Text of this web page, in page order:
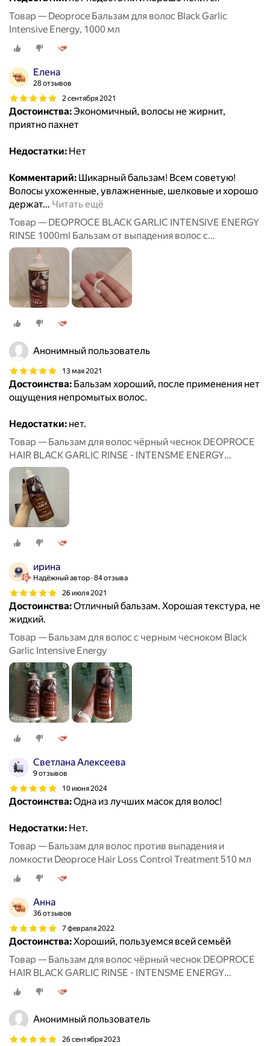
Товар — Deoproce Бальзам для волос Black Garlic
Intensive Energy, 1000 мл
Елена
28 отзывов
2 сентября 2021
Достоинства:Экономичный, волосы не жирнит,
приятно пахнет
Недостатки: Нет
Комментарий: Шикарный бальзам! Всем советую!
Волосы ухоженные, увлажненные, шелковые и хорошо
держат… Читать ещё
Товар — DEOPROCE BLACK GARLIC INTENSIVE ENERGY
RINSE 1000ml Бальзам от выпадения волос с
экстрактом чеснока
Анонимный пользователь
13 мая 2021
Достоинства: Бальзам хороший, после применения нет
ощущения непромытых волос.
Недостатки: нет.
Товар — Бальзам для волос чёрный чеснок DEOPROCE
HAIR BLACK GARLIC RINSE - INTENSME ENERGY
1000ML.
ирина
Надёжный автор 84 отзыва
26 июля 2021
Достоинства:Отличный бальзам. Хорошая текстура, не
жидкий.
Товар — Бальзам для волос с черным чесноком Black
Garlic Intensive Energy
Светлана Алексеева
9 отзывов
10 июня 2024
Достоинства:Одна из лучших масок для волос!
Недостатки: Нет.
Товар — Бальзам для волос против выпадения и
ломкости Deoproce Hair Loss Control Treatment 510 мл
Анна
36 отзывов
7 февраля 2022
Достоинства:Хороший, пользуемся всей семьёй
Товар — Бальзам для волос чёрный чеснок DEOPROCE
HAIR BLACK GARLIC RINSE - INTENSME ENERGY
1000ML.
Анонимный пользователь
26 сентября 2023